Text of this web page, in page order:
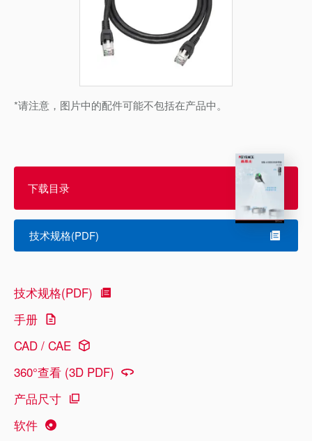
*请注意，图片中的配件可能不包括在产品中。
下载目录
技术规格(PDF)
技术规格(PDF)
手册
CAD / CAE
360°查看 (3D PDF)
产品尺寸
软件